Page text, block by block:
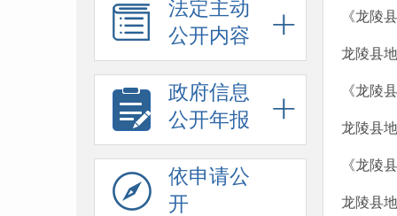
法定主动
公开内容
政府信息
公开年报
依申请公
开
《龙陵
龙陵县
《龙陵
龙陵县
《龙陵
龙陵县